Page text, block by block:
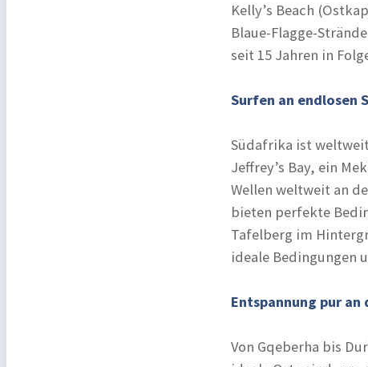
Kelly’s Beach
Blaue-Flagge-
seit 15 Jahren in
Surfen an endlosen
Südafrika ist
Jeffrey’s Bay, ein
Wellen weltweit an
bieten perfekte
Tafelberg im
ideale Bedingungen
Entspannung pur an
Von Gqeberha bis